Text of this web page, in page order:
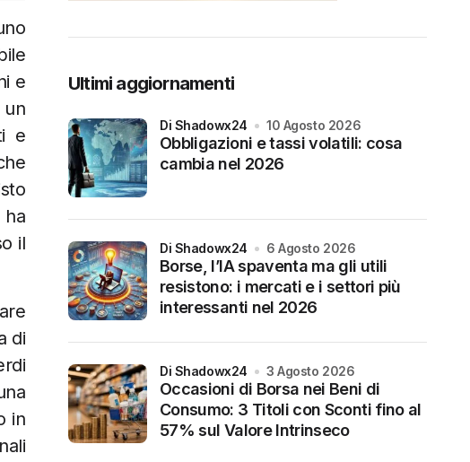
e
un
e
ha
il
di
in
Ultimi aggiornamenti
Obbligazioni e tassi volatili: cosa
cambia nel 2026
di Shadowx24 10 Agosto 2026
Borse, l’IA spaventa ma gli utili
resistono: i mercati e i settori più
interessanti nel 2026
di Shadowx24 6 Agosto 2026
Occasioni di Borsa nei Beni di
Consumo: 3 Titoli con Sconti fino al
57% sul Valore Intrinseco
di Shadowx24 3 Agosto 2026